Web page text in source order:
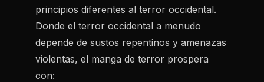
principios diferentes al terror occidental.
Donde el terror occidental a menudo
depende de sustos repentinos y amenazas
violentas, el manga de terror prospera
con: